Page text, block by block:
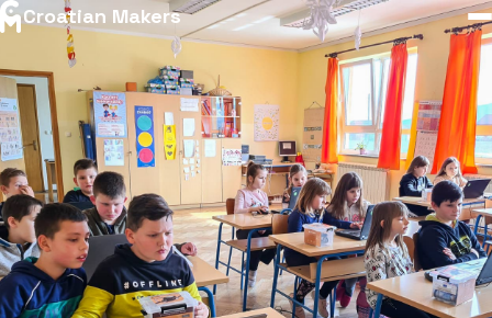
Croatian Makers